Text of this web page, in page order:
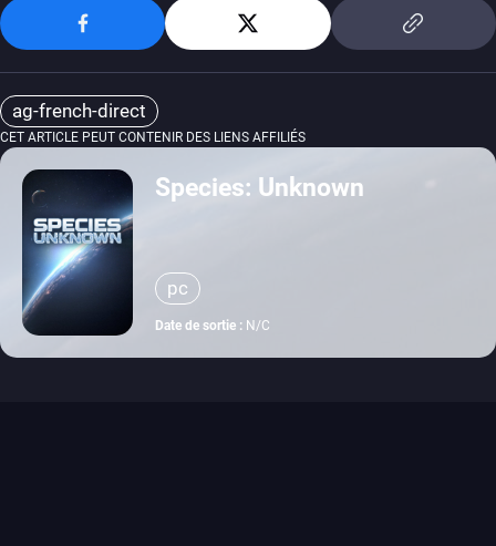
ag-french-direct
CET ARTICLE PEUT CONTENIR DES LIENS AFFILIÉS
Species: Unknown
pc
Date de sortie : N/C